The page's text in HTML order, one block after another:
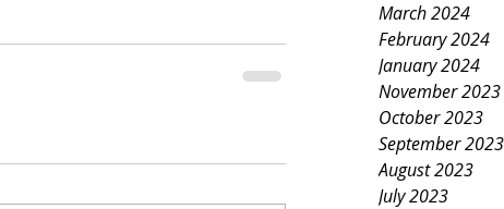
March 2024
February 2024
January 2024
November 2023
October 2023
September 2023
August 2023
July 2023